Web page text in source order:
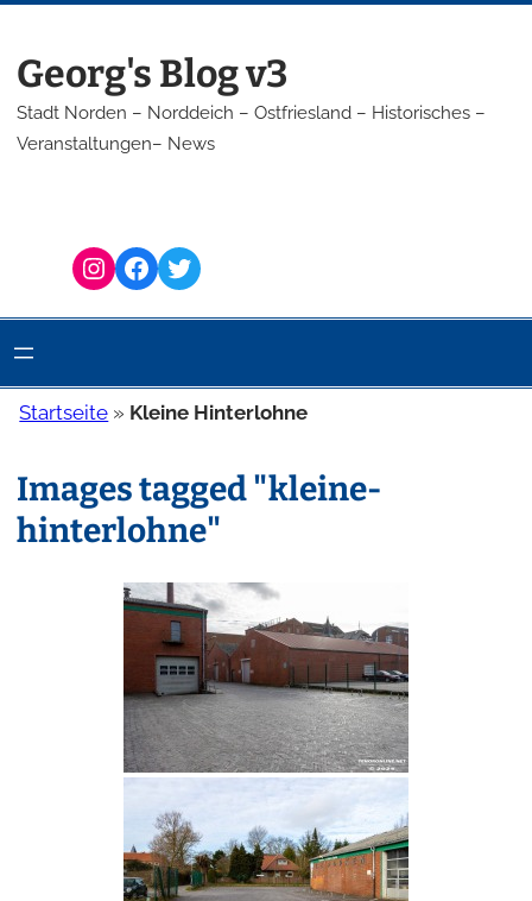
springen
Georg's Blog v3
Stadt Norden – Norddeich – Ostfriesland – Historisches –
Veranstaltungen– News
Instagram Facebook Twitter
Startseite » Kleine Hinterlohne
Images tagged "kleine-
hinterlohne"